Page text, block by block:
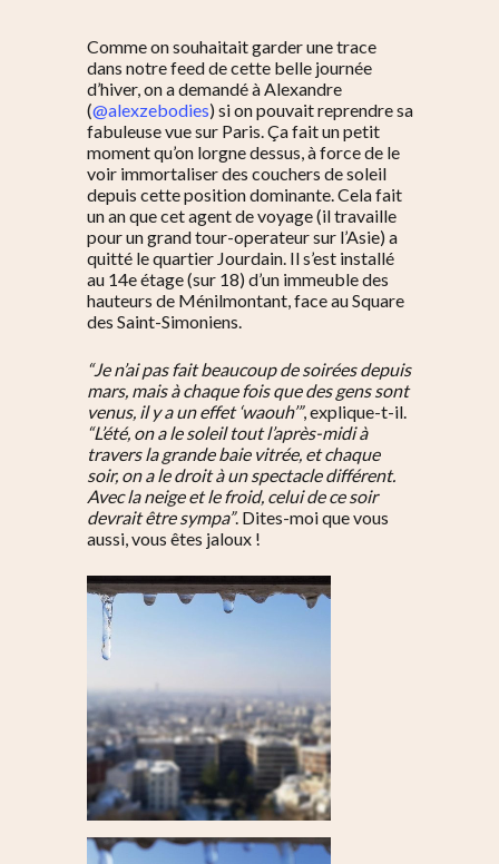
Comme on souhaitait garder une trace
dans notre feed de cette belle journée
d’hiver, on a demandé à Alexandre
(@alexzebodies) si on pouvait reprendre sa
fabuleuse vue sur Paris. Ça fait un petit
moment qu’on lorgne dessus, à force de le
voir immortaliser des couchers de soleil
depuis cette position dominante. Cela fait
un an que cet agent de voyage (il travaille
pour un grand tour-operateur sur l’Asie) a
quitté le quartier Jourdain. Il s’est installé
au 14e étage (sur 18) d’un immeuble des
hauteurs de Ménilmontant, face au Square
des Saint-Simoniens.
“Je n’ai pas fait beaucoup de soirées depuis
mars, mais à chaque fois que des gens sont
venus, il y a un effet ‘waouh’”, explique-t-il.
“L’été, on a le soleil tout l’après-midi à
travers la grande baie vitrée, et chaque
soir, on a le droit à un spectacle différent.
Avec la neige et le froid, celui de ce soir
devrait être sympa”. Dites-moi que vous
aussi, vous êtes jaloux !